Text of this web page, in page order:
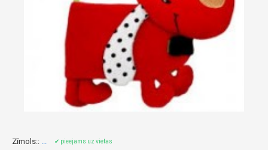
Zīmols:: ... ✔ pieejams uz vietas